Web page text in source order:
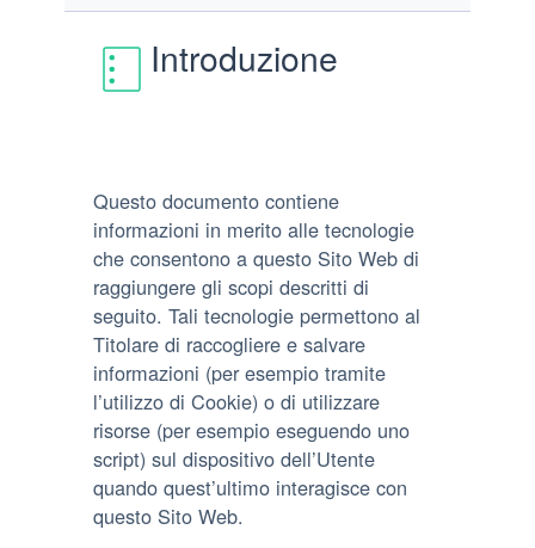
Introduzione
Questo documento contiene
informazioni in merito alle tecnologie
che consentono a questo Sito Web di
raggiungere gli scopi descritti di
seguito. Tali tecnologie permettono al
Titolare di raccogliere e salvare
informazioni (per esempio tramite
l’utilizzo di Cookie) o di utilizzare
risorse (per esempio eseguendo uno
script) sul dispositivo dell’Utente
quando quest’ultimo interagisce con
questo Sito Web.